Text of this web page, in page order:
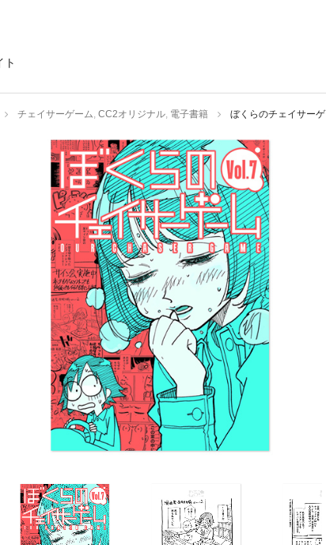
ト
チェイサーゲーム, CC2オリジナル, 電子書籍 ぼくらのチェイサー